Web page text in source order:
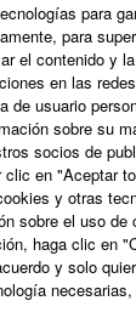
para
para
el contenido y
en las
de usuario
sobre su
socios de
en "Aceptar
y otras
sobre el uso de
haga clic en
y solo
necesarias,